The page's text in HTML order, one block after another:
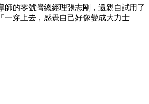
師的零號灣總經理張志剛，還親自試用了
一穿上去，感覺自己好像變成大力士